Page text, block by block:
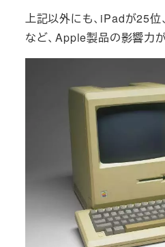
上記以外にも、iPadが25
など、Apple製品の影響力が